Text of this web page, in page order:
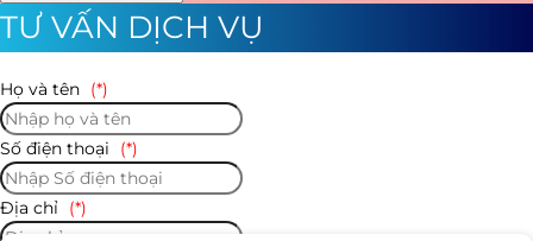
TƯ VẤN DỊCH VỤ
Họ và tên (*)
Số điện thoại (*)
Địa chỉ (*)